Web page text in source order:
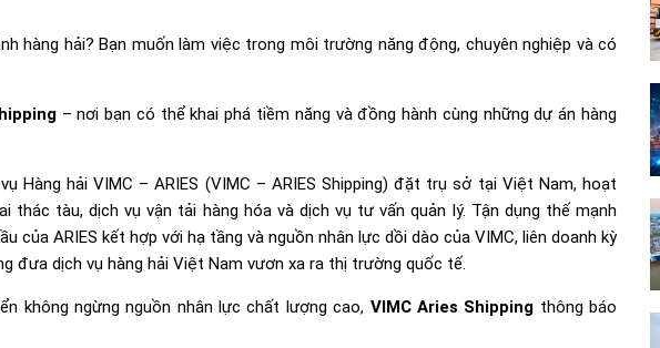
hàng hải? Bạn muốn làm việc trong môi trường năng động, chuyên nghiệp và có
– nơi bạn có thể khai phá tiềm năng và đồng hành cùng những dự án hàng
Hàng hải VIMC – ARIES (VIMC – ARIES Shipping) đặt trụ sở tại Việt Nam, hoạt
thác tàu, dịch vụ vận tải hàng hóa và dịch vụ tư vấn quản lý. Tận dụng thế mạnh
của ARIES kết hợp với hạ tầng và nguồn nhân lực dồi dào của VIMC, liên doanh kỳ
đưa dịch vụ hàng hải Việt Nam vươn xa ra thị trường quốc tế.
không ngừng nguồn nhân lực chất lượng cao, VIMC Aries Shipping thông báo